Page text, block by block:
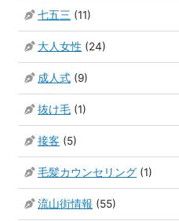
七五三 (11)
大人女性 (24)
成人式 (9)
抜け毛 (1)
接客 (5)
毛髪カウンセリング (1)
流山街情報 (55)